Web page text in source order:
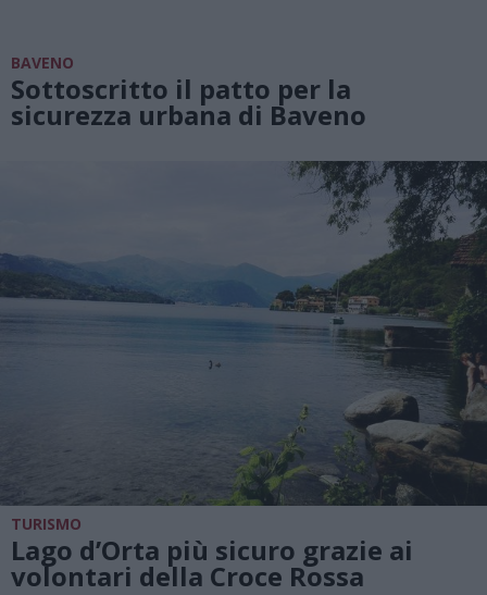
BAVENO
Sottoscritto il patto per la
sicurezza urbana di Baveno
TURISMO
Lago d’Orta più sicuro grazie ai
volontari della Croce Rossa